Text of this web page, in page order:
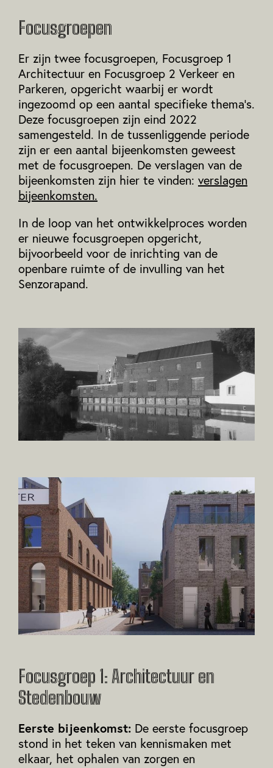
Focusgroepen
Er zijn twee focusgroepen, Focusgroep 1
Architectuur en Focusgroep 2 Verkeer en
Parkeren, opgericht waarbij er wordt
ingezoomd op een aantal specifieke thema’s.
Deze focusgroepen zijn eind 2022
samengesteld. In de tussenliggende periode
zijn er een aantal bijeenkomsten geweest
met de focusgroepen. De verslagen van de
bijeenkomsten zijn hier te vinden: verslagen
bijeenkomsten.
In de loop van het ontwikkelproces worden
er nieuwe focusgroepen opgericht,
bijvoorbeeld voor de inrichting van de
openbare ruimte of de invulling van het
Senzorapand.
Focusgroep 1: Architectuur en
Stedenbouw
Eerste bijeenkomst: De eerste focusgroep
stond in het teken van kennismaken met
elkaar, het ophalen van zorgen en